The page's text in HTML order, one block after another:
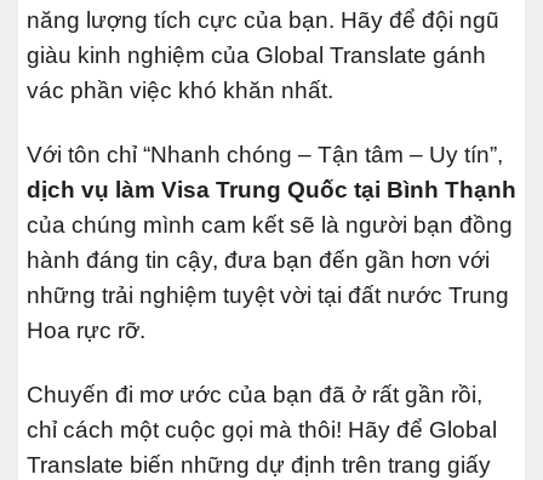
năng lượng tích cực của bạn. Hãy để đội ngũ
giàu kinh nghiệm của Global Translate gánh
vác phần việc khó khăn nhất.
Với tôn chỉ “Nhanh chóng – Tận tâm – Uy tín”,
dịch vụ làm Visa Trung Quốc tại Bình Thạnh
của chúng mình cam kết sẽ là người bạn đồng
hành đáng tin cậy, đưa bạn đến gần hơn với
những trải nghiệm tuyệt vời tại đất nước Trung
Hoa rực rỡ.
Chuyến đi mơ ước của bạn đã ở rất gần rồi,
chỉ cách một cuộc gọi mà thôi! Hãy để Global
Translate biến những dự định trên trang giấy